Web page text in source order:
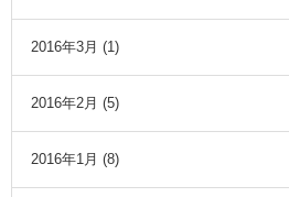
2016年3月 (1)
2016年2月 (5)
2016年1月 (8)